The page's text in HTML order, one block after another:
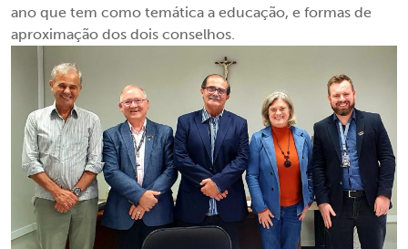
ano que tem como temática a educação, e formas de
aproximação dos dois conselhos.